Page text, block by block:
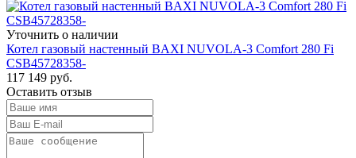
Уточнить о наличии
Котел газовый настенный BAXI NUVOLA-3 Comfort 280 Fi
CSB45728358-
117 149 руб.
Оставить отзыв